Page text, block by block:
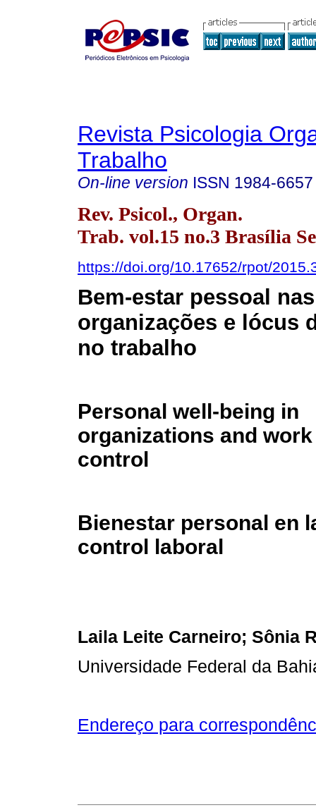
Revista Psicologia
Trabalho
On-line version ISSN 1984-6657
Rev. Psicol., Organ.
Trab. vol.15 no.3 Brasília
https://doi.org/10.17652/rpot/
Bem-estar pessoal nas
organizações e lócus
no trabalho
Personal well-being in
organizations and
control
Bienestar personal en
control laboral
Laila Leite Carneiro; Sônia
Universidade Federal da
Endereço para